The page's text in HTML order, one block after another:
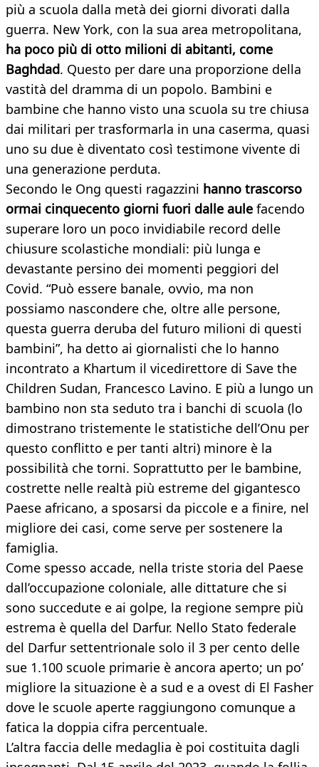
più a scuola dalla metà dei giorni divorati dalla
guerra. New York, con la sua area metropolitana,
ha poco più di otto milioni di abitanti, come
Baghdad. Questo per dare una proporzione della
vastità del dramma di un popolo. Bambini e
bambine che hanno visto una scuola su tre chiusa
dai militari per trasformarla in una caserma, quasi
uno su due è diventato così testimone vivente di
una generazione perduta.
Secondo le Ong questi ragazzini hanno trascorso
ormai cinquecento giorni fuori dalle aule facendo
superare loro un poco invidiabile record delle
chiusure scolastiche mondiali: più lunga e
devastante persino dei momenti peggiori del
Covid. “Può essere banale, ovvio, ma non
possiamo nascondere che, oltre alle persone,
questa guerra deruba del futuro milioni di questi
bambini”, ha detto ai giornalisti che lo hanno
incontrato a Khartum il vicedirettore di Save the
Children Sudan, Francesco Lavino. E più a lungo un
bambino non sta seduto tra i banchi di scuola (lo
dimostrano tristemente le statistiche dell’Onu per
questo conflitto e per tanti altri) minore è la
possibilità che torni. Soprattutto per le bambine,
costrette nelle realtà più estreme del gigantesco
Paese africano, a sposarsi da piccole e a finire, nel
migliore dei casi, come serve per sostenere la
famiglia.
Come spesso accade, nella triste storia del Paese
dall’occupazione coloniale, alle dittature che si
sono succedute e ai golpe, la regione sempre più
estrema è quella del Darfur. Nello Stato federale
del Darfur settentrionale solo il 3 per cento delle
sue 1.100 scuole primarie è ancora aperto; un po’
migliore la situazione è a sud e a ovest di El Fasher
dove le scuole aperte raggiungono comunque a
fatica la doppia cifra percentuale.
L’altra faccia delle medaglia è poi costituita dagli